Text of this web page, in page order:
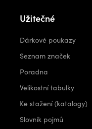
Užitečné
Dárkové poukazy
Seznam značek
Poradna
Velikostní tabulky
Ke stažení (katalogy)
Slovník pojmů